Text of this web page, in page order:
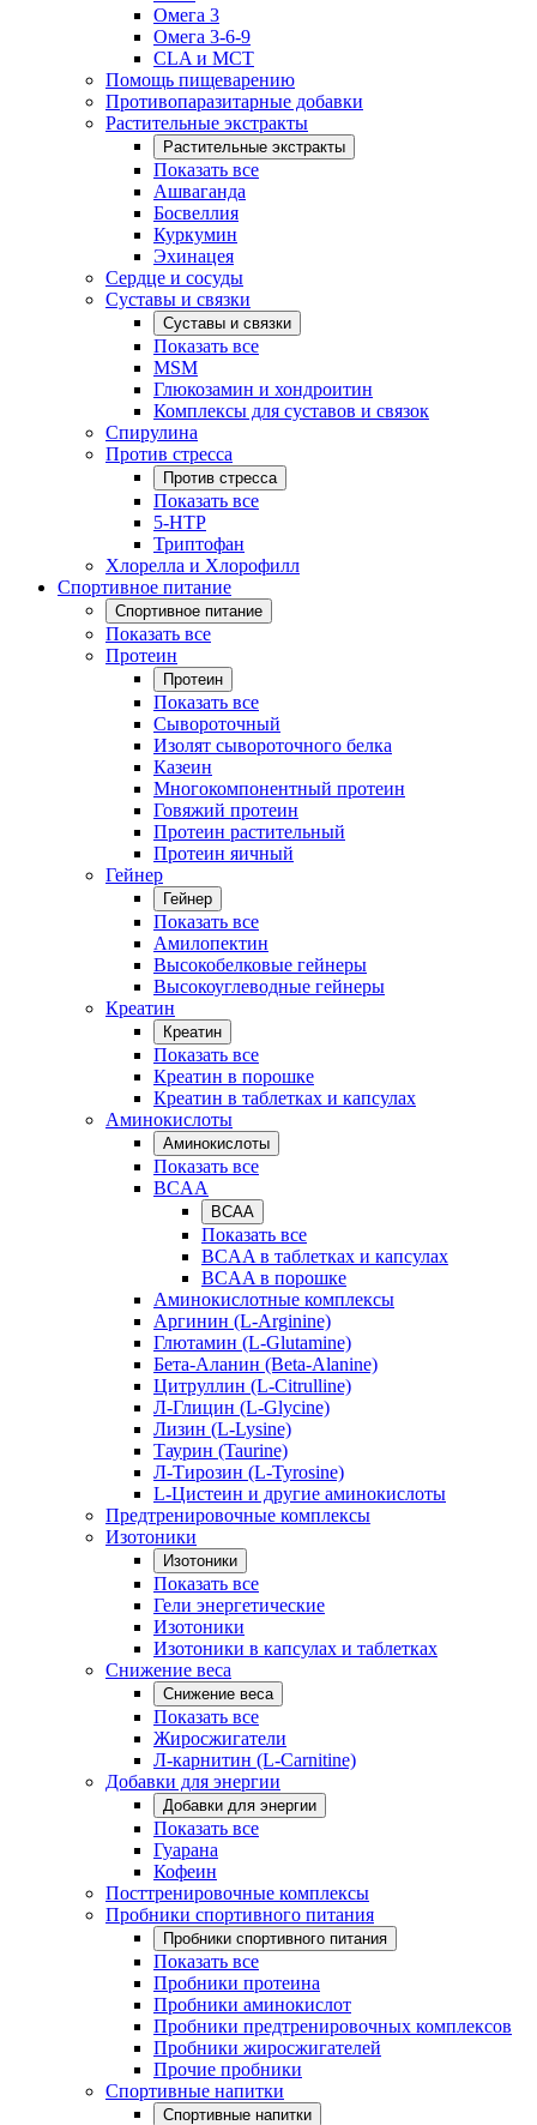
Омега 3
Омега 3-6-9
CLA и MCT
Помощь пищеварению
Противопаразитарные добавки
Растительные экстракты
Растительные экстракты
Показать все
Ашваганда
Босвеллия
Куркумин
Эхинацея
Сердце и сосуды
Суставы и связки
Суставы и связки
Показать все
MSM
Глюкозамин и хондроитин
Комплексы для суставов и связок
Спирулина
Против стресса
Против стресса
Показать все
5-HTP
Триптофан
Хлорелла и Хлорофилл
Спортивное питание
Спортивное питание
Показать все
Протеин
Протеин
Показать все
Сывороточный
Изолят сывороточного белка
Казеин
Многокомпонентный протеин
Говяжий протеин
Протеин растительный
Протеин яичный
Гейнер
Гейнер
Показать все
Амилопектин
Высокобелковые гейнеры
Высокоуглеводные гейнеры
Креатин
Креатин
Показать все
Креатин в порошке
Креатин в таблетках и капсулах
Аминокислоты
Аминокислоты
Показать все
BCAA
BCAA
Показать все
BCAA в таблетках и капсулах
BCAA в порошке
Аминокислотные комплексы
Аргинин (L-Arginine)
Глютамин (L-Glutamine)
Бета-Аланин (Beta-Alanine)
Цитруллин (L-Citrulline)
Л-Глицин (L-Glycine)
Лизин (L-Lysine)
Таурин (Taurine)
Л-Тирозин (L-Tyrosine)
L-Цистеин и другие аминокислоты
Предтренировочные комплексы
Изотоники
Изотоники
Показать все
Гели энергетические
Изотоники
Изотоники в капсулах и таблетках
Снижение веса
Снижение веса
Показать все
Жиросжигатели
Л-карнитин (L-Carnitine)
Добавки для энергии
Добавки для энергии
Показать все
Гуарана
Кофеин
Посттренировочные комплексы
Пробники спортивного питания
Пробники спортивного питания
Показать все
Пробники протеина
Пробники аминокислот
Пробники предтренировочных комплексов
Пробники жиросжигателей
Прочие пробники
Спортивные напитки
Спортивные напитки